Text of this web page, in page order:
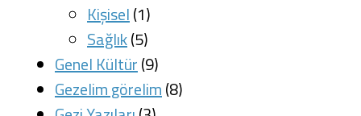
Kişisel(1)
Sağlık(5)
Genel Kültür(9)
Gezelim görelim(8)